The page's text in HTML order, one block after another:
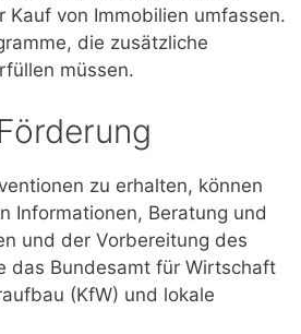
von Immobilien umfassen.
die zusätzliche
müssen.
zu erhalten, können
Informationen, Beratung und
und der Vorbereitung des
das Bundesamt für Wirtschaft
(KfW) und lokale